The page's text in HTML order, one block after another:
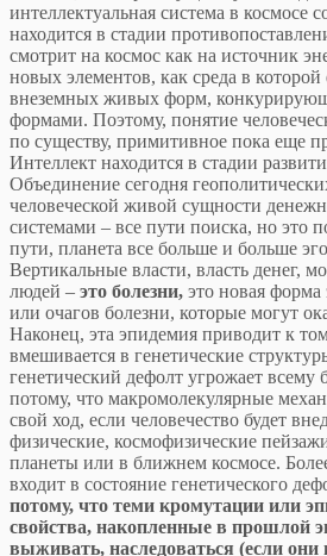
интеллектуальная система в космосе
находится в стадии
смотрит на космос как на источник
новых элементов, как среда в которой
внеземных живых форм,
формами. Поэтому, понятие
по существу, примитивное пока еще
Интеллект находится в стадии
Объединение сегодня
человеческой живой сущности
системами – все пути поиска, но это
пути, планета все больше и больше
Вертикальные власти, власть денег,
людей – это болезни, это новая
или очагов болезни, которые могут
Наконец, эта эпидемия приводит к
вмешивается в генетические
генетический дефолт угрожает всему
потому, что макромолекулярные
свой ход, если человечество будет
физические, космофизические
планеты или в ближнем космосе.
входит в состояние генетического
потому, что теми кромутации или
свойства, накопленные в прошлой
выживать, наследоваться (если